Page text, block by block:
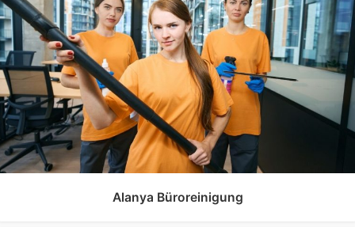
Alanya Büroreinigung